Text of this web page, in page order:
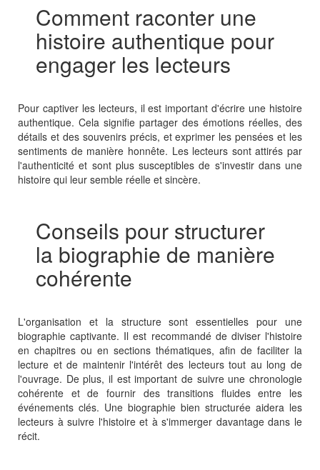
Comment raconter une
histoire authentique pour
engager les lecteurs
Pour captiver les lecteurs, il est important d'écrire une histoire
authentique. Cela signifie partager des émotions réelles, des
détails et des souvenirs précis, et exprimer les pensées et les
sentiments de manière honnête. Les lecteurs sont attirés par
l'authenticité et sont plus susceptibles de s'investir dans une
histoire qui leur semble réelle et sincère.
Conseils pour structurer
la biographie de manière
cohérente
L'organisation et la structure sont essentielles pour une
biographie captivante. Il est recommandé de diviser l'histoire
en chapitres ou en sections thématiques, afin de faciliter la
lecture et de maintenir l'intérêt des lecteurs tout au long de
l'ouvrage. De plus, il est important de suivre une chronologie
cohérente et de fournir des transitions fluides entre les
événements clés. Une biographie bien structurée aidera les
lecteurs à suivre l'histoire et à s'immerger davantage dans le
récit.